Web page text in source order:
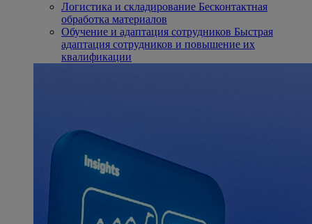
Логистика и складирование Бесконтактная
обработка материалов
Обучение и адаптация сотрудников Быстрая
адаптация сотрудников и повышение их
квалификации